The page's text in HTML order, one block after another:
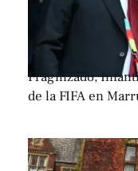
Fragilizado,
de la FIFA en